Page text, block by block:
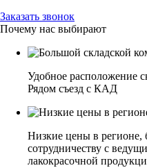
Заказать звонок
Почему нас выбирают
Удобное расположение
Рядом съезд с КАД
Низкие цены в регионе,
сотрудничеству с
лакокрасочной